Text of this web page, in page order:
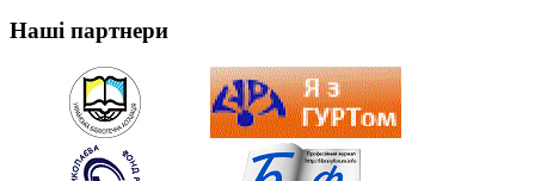
Наші партнери